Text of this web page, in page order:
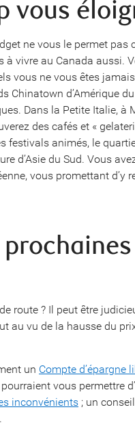
vous
ne vous le permet pas
à vivre au Canada aussi.
vous ne vous êtes
Chinatown d’Amérique
Dans la Petite Italie, à
des cafés et «
festivals animés, le
d’Asie du Sud. Vous
vous promettant d’y
route ? Il peut être
au vu de la hausse du
un Compte d’épargne
pourraient vous permettre
inconvénients ; un